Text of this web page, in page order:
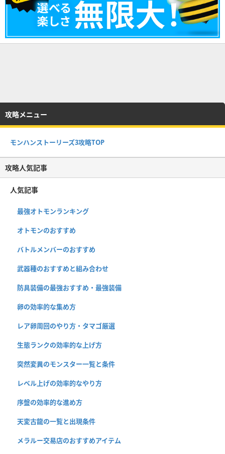
攻略メニュー
モンハンストーリーズ3攻略TOP
攻略人気記事
人気記事
最強オトモンランキング
オトモンのおすすめ
バトルメンバーのおすすめ
武器種のおすすめと組み合わせ
防具装備の最強おすすめ・最強装備
卵の効率的な集め方
レア卵周回のやり方・タマゴ厳選
生態ランクの効率的な上げ方
突然変異のモンスター一覧と条件
レベル上げの効率的なやり方
序盤の効率的な進め方
天変古龍の一覧と出現条件
メラルー交易店のおすすめアイテム